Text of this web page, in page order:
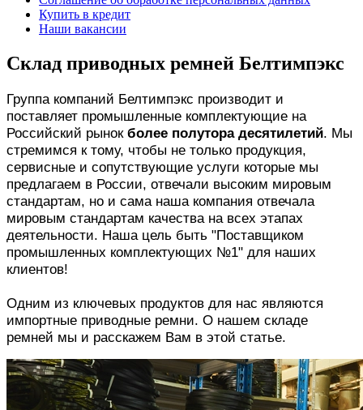
Купить в кредит
Наши вакансии
Склад приводных ремней Белтимпэкс
Группа компаний Белтимпэкс производит и
поставляет промышленные комплектующие на
Российский рынок более полутора десятилетий. Мы
стремимся к тому, чтобы не только продукция,
сервисные и сопутствующие услуги которые мы
предлагаем в России, отвечали высоким мировым
стандартам, но и сама наша компания отвечала
мировым стандартам качества на всех этапах
деятельности. Наша цель быть "Поставщиком
промышленных комплектующих №1" для наших
клиентов!
Одним из ключевых продуктов для нас являются
импортные приводные ремни. О нашем складе
ремней мы и расскажем Вам в этой статье.